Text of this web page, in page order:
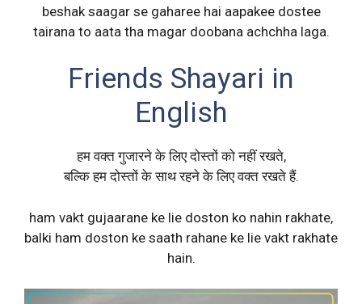
beshak saagar se gaharee hai aapakee dostee
tairana to aata tha magar doobana achchha laga.
Friends Shayari in
English
हम वक्त गुजारने के लिए दोस्तों को नहीं रखते,
बल्कि हम दोस्तों के साथ रहने के लिए वक्त रखते हैं.
ham vakt gujaarane ke lie doston ko nahin rakhate,
balki ham doston ke saath rahane ke lie vakt rakhate
hain.